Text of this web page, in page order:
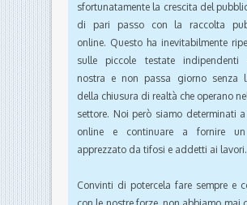
sfortunatamente la crescita del
di pari passo con la raccolta
online. Questo ha inevitabilmente
sulle piccole testate indipendenti
nostra e non passa giorno senza
della chiusura di realtà che operano
settore. Noi però siamo determinati
online e continuare a fornire un
apprezzato da tifosi e addetti ai lavori.
Convinti di potercela fare sempre e